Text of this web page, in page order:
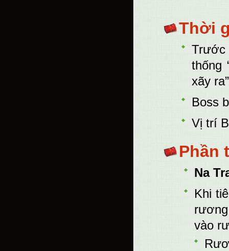
Thời
Trước
thống
xãy ra”
Boss
Vị trí
Phần
Na
Khi
vào